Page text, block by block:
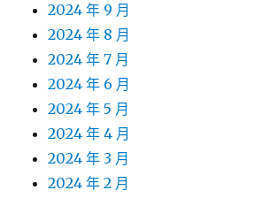
2024 年 9 月
2024 年 8 月
2024 年 7 月
2024 年 6 月
2024 年 5 月
2024 年 4 月
2024 年 3 月
2024 年 2 月